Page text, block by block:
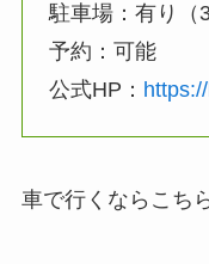
駐車場：有り（
予約：可能
公式HP：
車で行くならこち